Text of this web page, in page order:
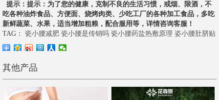
提示 ：提示：为了您的健康，克制不良的生活习惯，戒烟、限酒，不
吃各种油炸食品、方便面、烧烤肉类、少吃工厂的各种加工食品，多吃
新鲜蔬菜、水果，适当增加粗粮，配合服用等，详情咨询客服！
TAG：
瓷小腰减肥 瓷小腰是传销吗 瓷小腰药盐热敷原理 姿小腰肚脐贴
其他产品